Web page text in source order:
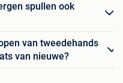
spullen ook
van tweedehands
van nieuwe?